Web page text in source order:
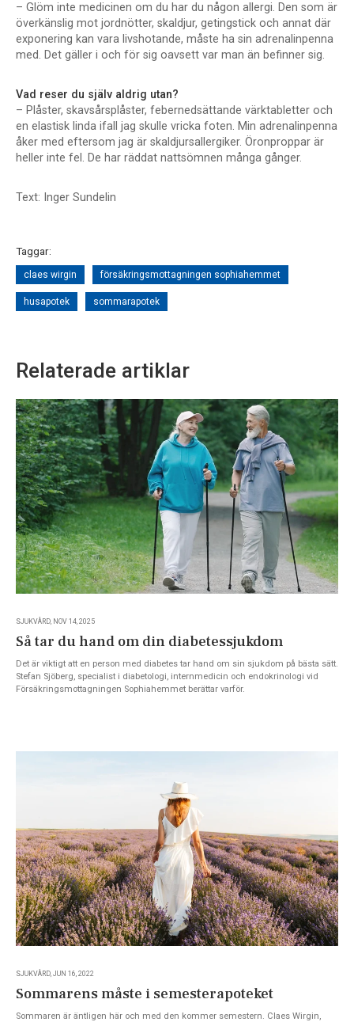
– Glöm inte medicinen om du har du någon allergi. Den som är
överkänslig mot jordnötter, skaldjur, getingstick och annat där
exponering kan vara livshotande, måste ha sin adrenalinpenna
med. Det gäller i och för sig oavsett var man än befinner sig.
Vad reser du själv aldrig utan?
– Plåster, skavsårsplåster, febernedsättande värktabletter och
en elastisk linda ifall jag skulle vricka foten. Min adrenalinpenna
åker med eftersom jag är skaldjursallergiker. Öronproppar är
heller inte fel. De har räddat nattsömnen många gånger.
Text: Inger Sundelin
Taggar:
claes wirgin försäkringsmottagningen sophiahemmet
husapotek sommarapotek
Relaterade artiklar
SJUKVÅRD, NOV 14, 2025
Så tar du hand om din diabetessjukdom
Det är viktigt att en person med diabetes tar hand om sin sjukdom på bästa sätt.
Stefan Sjöberg, specialist i diabetologi, internmedicin och endokrinologi vid
Försäkringsmottagningen Sophiahemmet berättar varför.
SJUKVÅRD, JUN 16, 2022
Sommarens måste i semesterapoteket
Sommaren är äntligen här och med den kommer semestern. Claes Wirgin,